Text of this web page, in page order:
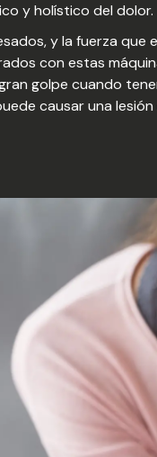
y holístico del dolor.
y la fuerza que
con estas
golpe cuando
causar una